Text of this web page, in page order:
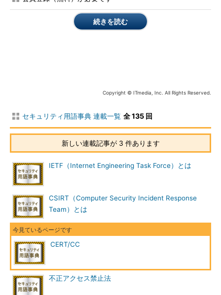
続きを読む
Copyright © ITmedia, Inc. All Rights Reserved.
セキュリティ用語事典 連載一覧 全 135 回
新しい連載記事が 3 件あります
IETF（Internet Engineering Task Force）とは
CSIRT（Computer Security Incident Response
Team）とは
CERT/CC
不正アクセス禁止法